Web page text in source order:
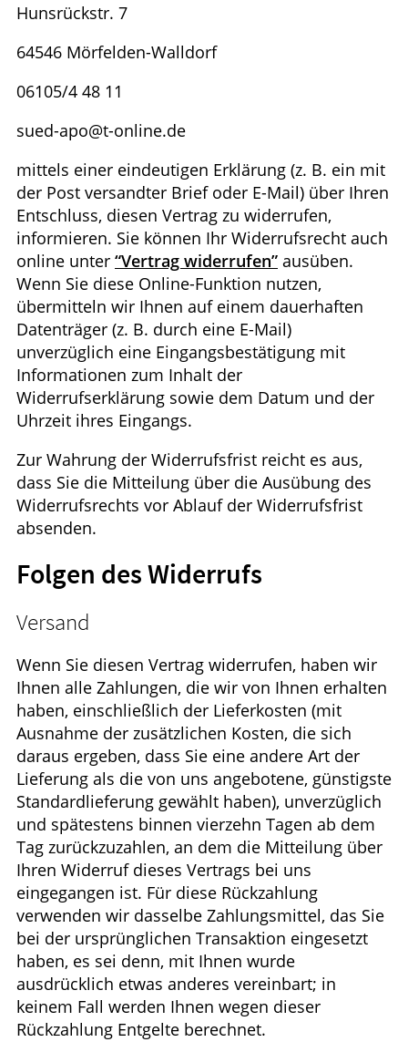
Hunsrückstr. 7
64546 Mörfelden-Walldorf
06105/4 48 11
sued-apo@t-online.de
mittels einer eindeutigen Erklärung (z. B. ein mit
der Post versandter Brief oder E-Mail) über Ihren
Entschluss, diesen Vertrag zu widerrufen,
informieren. Sie können Ihr Widerrufsrecht auch
online unter “Vertrag widerrufen” ausüben.
Wenn Sie diese Online-Funktion nutzen,
übermitteln wir Ihnen auf einem dauerhaften
Datenträger (z. B. durch eine E-Mail)
unverzüglich eine Eingangsbestätigung mit
Informationen zum Inhalt der
Widerrufserklärung sowie dem Datum und der
Uhrzeit ihres Eingangs.
Zur Wahrung der Widerrufsfrist reicht es aus,
dass Sie die Mitteilung über die Ausübung des
Widerrufsrechts vor Ablauf der Widerrufsfrist
absenden.
Folgen des Widerrufs
Versand
Wenn Sie diesen Vertrag widerrufen, haben wir
Ihnen alle Zahlungen, die wir von Ihnen erhalten
haben, einschließlich der Lieferkosten (mit
Ausnahme der zusätzlichen Kosten, die sich
daraus ergeben, dass Sie eine andere Art der
Lieferung als die von uns angebotene, günstigste
Standardlieferung gewählt haben), unverzüglich
und spätestens binnen vierzehn Tagen ab dem
Tag zurückzuzahlen, an dem die Mitteilung über
Ihren Widerruf dieses Vertrags bei uns
eingegangen ist. Für diese Rückzahlung
verwenden wir dasselbe Zahlungsmittel, das Sie
bei der ursprünglichen Transaktion eingesetzt
haben, es sei denn, mit Ihnen wurde
ausdrücklich etwas anderes vereinbart; in
keinem Fall werden Ihnen wegen dieser
Rückzahlung Entgelte berechnet.